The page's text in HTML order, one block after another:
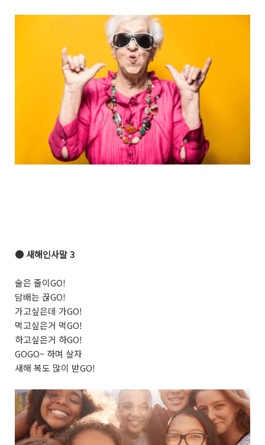
● 새해인사말 3
술은 줄이GO!
담배는 끊GO!
가고싶은데 가GO!
먹고싶은거 먹GO!
하고싶은거 하GO!
GOGO~ 하며 살자
새해 복도 많이 받GO!